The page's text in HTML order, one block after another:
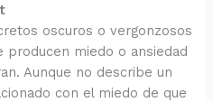
oscuros o vergonzosos
producen miedo o ansiedad
Aunque no describe un
con el miedo de que